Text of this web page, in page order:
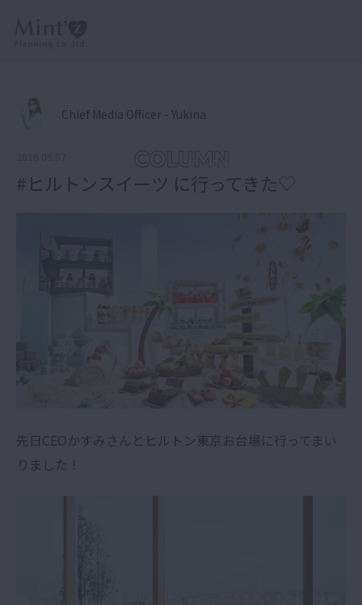
Chief Media Officer - Yukina
#ヒルトンスイーツ に行ってきた♡
先日CEOかすみさんとヒルトン東京お台場に行ってまい
りました！